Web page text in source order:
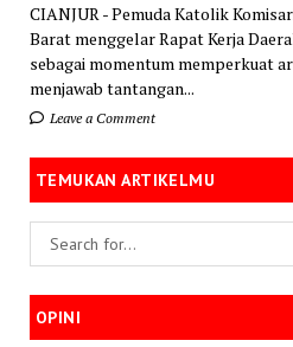
CIANJUR - Pemuda Katolik
Barat menggelar Rapat Kerja
sebagai momentum memperkuat
menjawab tantangan...
Leave a Comment
TEMUKAN ARTIKELMU
OPINI